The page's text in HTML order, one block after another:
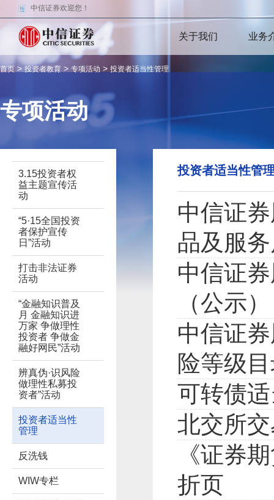
中信证券欢迎您！
关于我们 业务
首页> 投资者教育 > 专项活动 > 投资者适当性管理
专项活动
3.15投资者权
益主题宣传活
动
“5·15全国投资
者保护宣传
日”活动
打击非法证券
活动
“金融知识普及
月 金融知识进
万家 争做理性
投资者 争做金
融好网民”活动
辨真伪·识风险
做理性私募投
资者”活动
投资者适当性
管理
反洗钱
WIW专栏
投资者适当性管
中信证
品及服
中信证
（公示）
中信证
险等级
可转债
北交所
《证券
折页